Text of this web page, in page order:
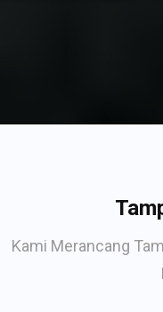
Kami Merancang